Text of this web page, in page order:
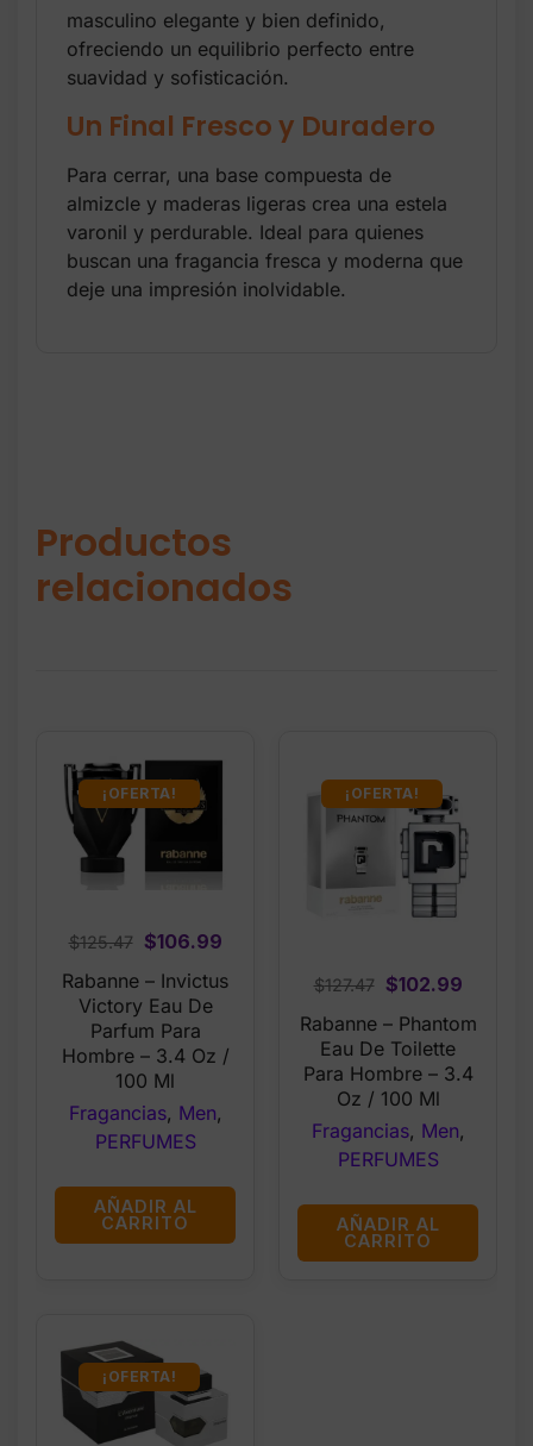
masculino elegante y bien definido,
ofreciendo un equilibrio perfecto entre
suavidad y sofisticación.
Un Final Fresco y Duradero
Para cerrar, una base compuesta de
almizcle y maderas ligeras crea una estela
varonil y perdurable. Ideal para quienes
buscan una fragancia fresca y moderna que
deje una impresión inolvidable.
Productos
relacionados
¡OFERTA!
$125.47
Original
price
was:
$125.47.
$106.99Current
$106.99.
Rabanne – Invictus
Victory Eau De
Parfum Para
Hombre – 3.4 Oz /
100 Ml
Fragancias, Men,
PERFUMES
AÑADIR AL
CARRITO
¡OFERTA!
$127.47
Original
price
was:
$127.47.
$102.99
Rabanne – Phantom
Eau De Toilette
Para Hombre – 3.4
Oz / 100 Ml
Fragancias, Men,
PERFUMES
AÑADIR AL
CARRITO
¡OFERTA!